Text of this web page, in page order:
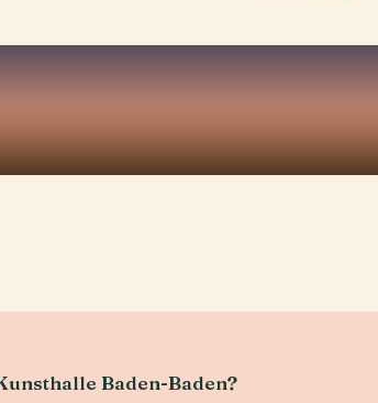
Baden-Baden?